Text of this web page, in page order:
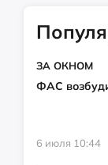
ЗА ОКНОМ
ФАС
6 июля 10:44